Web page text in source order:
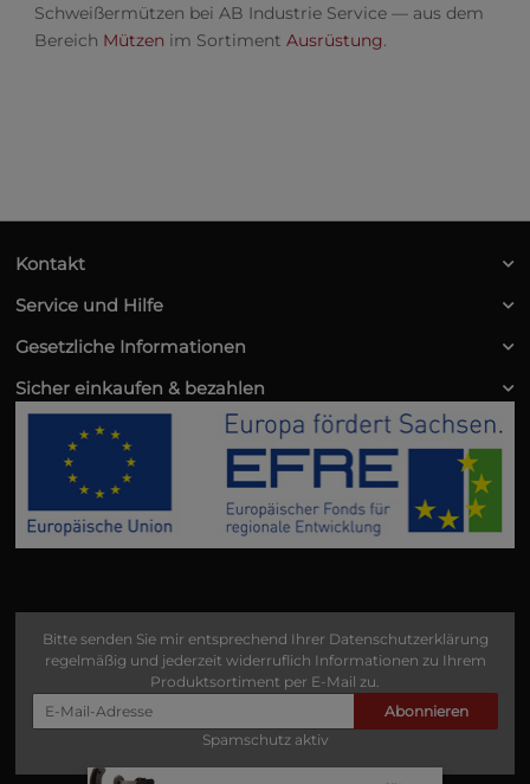
Schweißermützen bei AB Industrie Service — aus dem
Bereich Mützen im SortimentAusrüstung.
Kontakt
Service und Hilfe
Gesetzliche Informationen
Sicher einkaufen & bezahlen
Bitte senden Sie mir entsprechend Ihrer Datenschutzerklärung
regelmäßig und jederzeit widerruflich Informationen zu Ihrem
Produktsortiment per E-Mail zu.
Abonnieren
Spamschutz aktiv